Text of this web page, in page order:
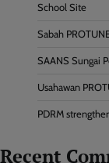
School Site
Sabah
SAANS Sungai
Usahawan
PDRM
Recent